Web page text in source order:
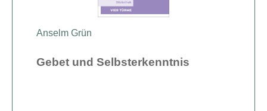
Anselm Grün
Gebet und Selbsterkenntnis